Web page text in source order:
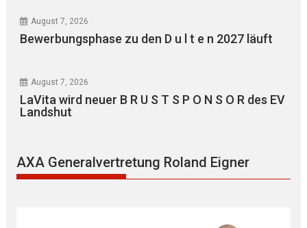
August 7, 2026
Bewerbungsphase zu den D u l t e n 2027 läuft
August 7, 2026
LaVita wird neuer B R U S T S P O N S O R des EV
Landshut
AXA Generalvertretung Roland Eigner